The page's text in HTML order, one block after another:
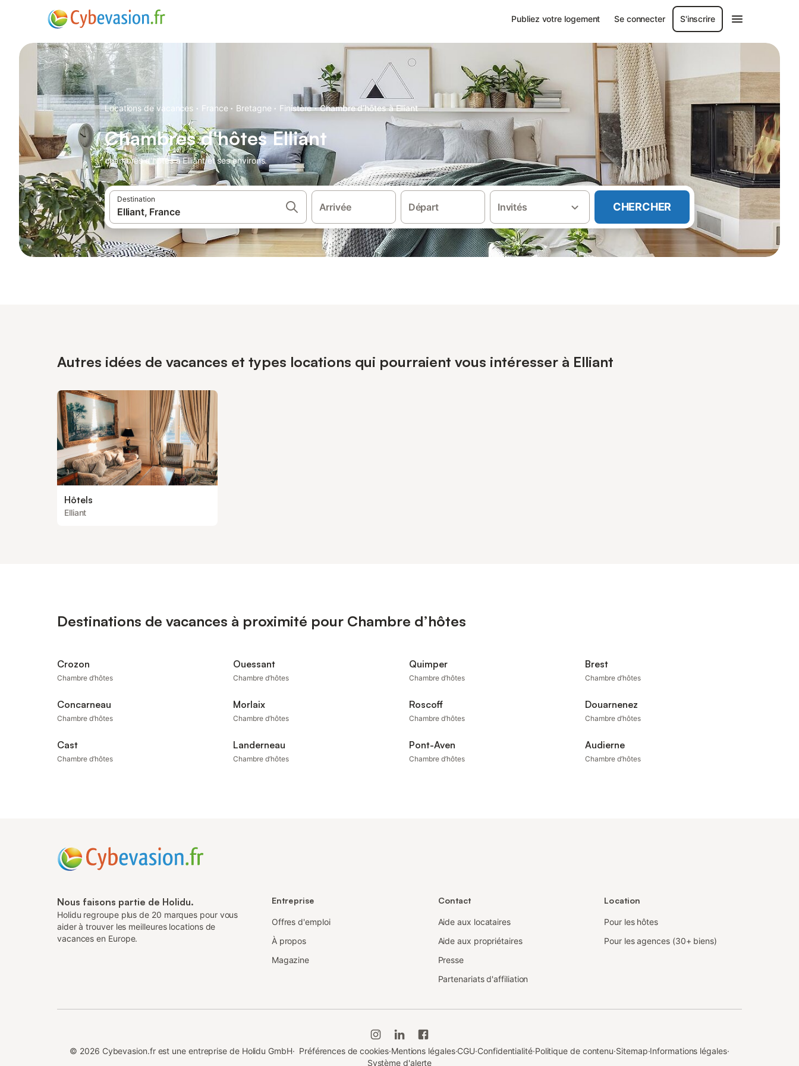
Publiez votre logement Se connecter S'inscrire
Locations de vacances · France · Bretagne · Finistère · Chambre d’hôtes à Elliant
Chambres d'hôtes Elliant
chambres d'hôtes à Elliant et ses environs.
Destination
Arrivée Départ Invités CHERCHER
Autres idées de vacances et types locations qui pourraient vous intéresser à Elliant
Hôtels
Elliant
Destinations de vacances à proximité pour Chambre d’hôtes
Crozon
Chambre d’hôtes
Ouessant
Chambre d’hôtes
Quimper
Chambre d’hôtes
Brest
Chambre d’hôtes
Concarneau
Chambre d’hôtes
Morlaix
Chambre d’hôtes
Roscoff
Chambre d’hôtes
Douarnenez
Chambre d’hôtes
Cast
Chambre d’hôtes
Landerneau
Chambre d’hôtes
Pont-Aven
Chambre d’hôtes
Audierne
Chambre d’hôtes
Nous faisons partie de Holidu.
Holidu regroupe plus de 20 marques pour vous
aider à trouver les meilleures locations de
vacances en Europe.
Entreprise
Offres d'emploi
À propos
Magazine
Contact
Aide aux locataires
Aide aux propriétaires
Presse
Partenariats d'affiliation
Location
Pour les hôtes
Pour les agences (30+ biens)
© 2026 Cybevasion.fr est une entreprise de Holidu GmbH· Préférences de cookies·Mentions légales·CGU·Confidentialité·Politique de contenu·Sitemap·Informations légales·
Système d'alerte